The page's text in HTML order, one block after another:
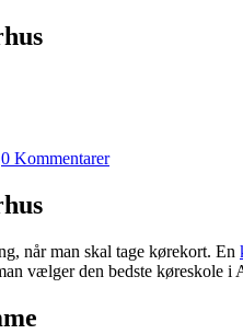
0 Kommentarer
når man skal tage kørekort. En
vælger den bedste køreskole i